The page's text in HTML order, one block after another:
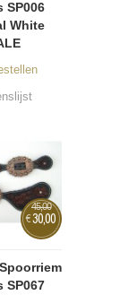
SP006
White
SP067
45,00
€30,00